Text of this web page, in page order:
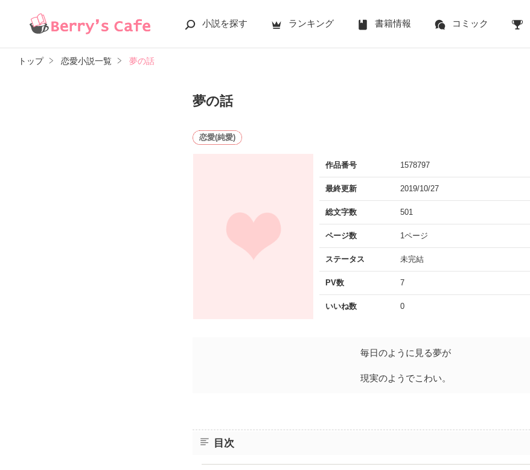
小説を探す ランキング 書籍情報 コミック
トップ 恋愛小説一覧 夢の話
夢の話
恋愛(純愛)
作品番号 1578797
最終更新 2019/10/27
総文字数 501
ページ数 1ページ
ステータス 未完結
PV数 7
いいね数 0
毎日のように見る夢が
現実のようでこわい。
目次